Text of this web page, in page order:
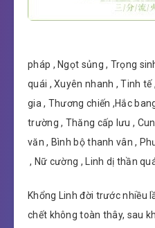
pháp , Ngọt sủng , Trọng
quái , Xuyên nhanh , Tinh
gia , Thương chiến ,Hắc
trường , Thăng cấp lưu ,
văn , Bình bộ thanh vân ,
, Nữ cường , Linh dị thần
Khổng Linh đời trước nhiều
chết không toàn thây, sau